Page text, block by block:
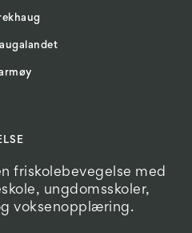
friskolebevegelse med
ungdomsskoler,
voksenopplæring.